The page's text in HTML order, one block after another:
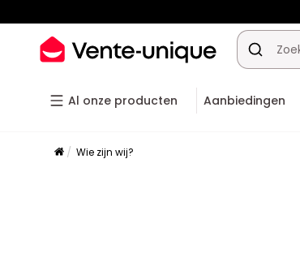
Al onze producten Aanbiedingen
Wie zijn wij?